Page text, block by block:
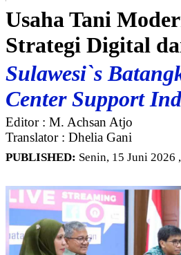
Usaha Tani
Strategi Digital
Sulawesi`s
Center Support
Editor : M. Achsan Atjo
Translator : Dhelia Gani
PUBLISHED: Senin, 15 Juni 2026